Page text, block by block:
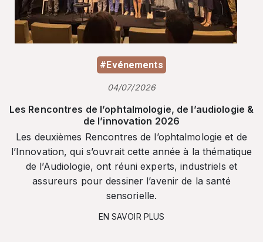
#Evénements
04/07/2026
Les Rencontres de l’ophtalmologie, de l’audiologie &
de l’innovation 2026
Les deuxièmes Rencontres de l’ophtalmologie et de
l’Innovation, qui s’ouvrait cette année à la thématique
de l’Audiologie, ont réuni experts, industriels et
assureurs pour dessiner l’avenir de la santé
sensorielle.
EN SAVOIR PLUS